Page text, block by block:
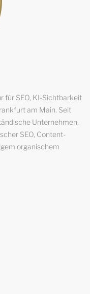
für SEO, KI-Sichtbarkeit
am Main. Seit
Unternehmen,
SEO, Content-
organischem